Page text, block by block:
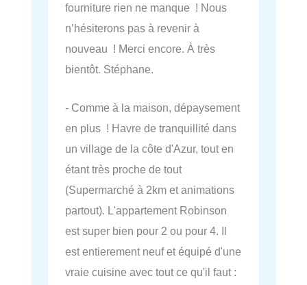
fourniture rien ne manque ! Nous
n’hésiterons pas à revenir à
nouveau ! Merci encore. À très
bientôt. Stéphane.
- Comme à la maison, dépaysement
en plus ! Havre de tranquillité dans
un village de la côte d'Azur, tout en
étant très proche de tout
(Supermarché à 2km et animations
partout). L'appartement Robinson
est super bien pour 2 ou pour 4. Il
est entierement neuf et équipé d'une
vraie cuisine avec tout ce qu'il faut :